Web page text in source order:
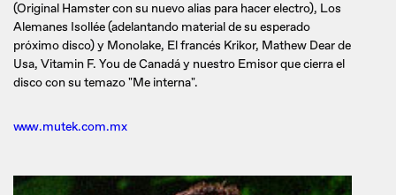
(Original Hamster con su nuevo alias para hacer electro), Los
Alemanes Isollée (adelantando material de su esperado
próximo disco) y Monolake, El francés Krikor, Mathew Dear de
Usa, Vitamin F. You de Canadá y nuestro Emisor que cierra el
disco con su temazo "Me interna".
www.mutek.com.mx